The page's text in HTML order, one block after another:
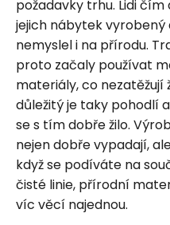
požadavky trhu. Lidi
jejich nábytek vyrobený
nemyslel i na přírodu.
proto začaly používat
materiály, co
důležitý je taky pohodlí
se s tím dobře žilo.
nejen dobře vypadají,
když se podíváte na
čisté linie, přírodní
víc věcí najednou.